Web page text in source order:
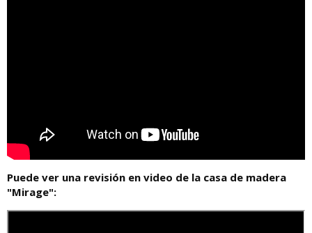
Puede ver una revisión en video de la casa de madera
"Mirage":